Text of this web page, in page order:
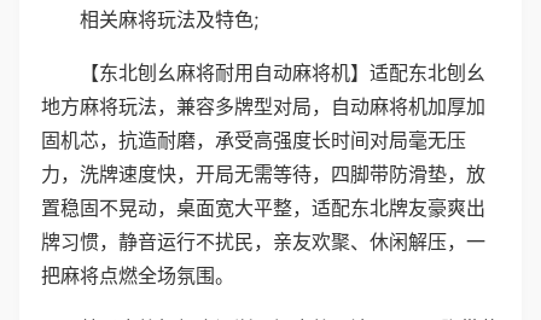
相关麻将玩法及特色;
【东北刨幺麻将耐用自动麻将机】适配东北刨幺
地方麻将玩法，兼容多牌型对局，自动麻将机加厚加
固机芯，抗造耐磨，承受高强度长时间对局毫无压
力，洗牌速度快，开局无需等待，四脚带防滑垫，放
置稳固不晃动，桌面宽大平整，适配东北牌友豪爽出
牌习惯，静音运行不扰民，亲友欢聚、休闲解压，一
把麻将点燃全场氛围。